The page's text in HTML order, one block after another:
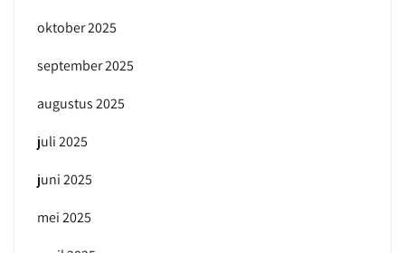
oktober 2025
september 2025
augustus 2025
juli 2025
juni 2025
mei 2025